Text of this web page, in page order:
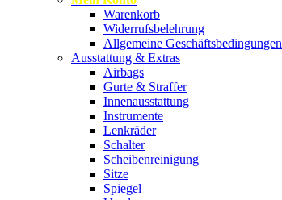
Warenkorb
Widerrufsbelehrung
Allgemeine Geschäftsbedingungen
Ausstattung & Extras
Airbags
Gurte & Straffer
Innenausstattung
Instrumente
Lenkräder
Schalter
Scheibenreinigung
Sitze
Spiegel